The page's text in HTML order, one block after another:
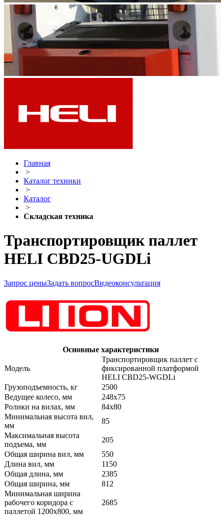
Главная
>
Каталог техники
>
Каталог
>
Складская техника
Транспортировщик паллет
HELI CBD25-UGDLi
Запрос ценыЗадать вопросВидеоконсультация
Основные характеристики
Модель
Транспортировщик паллет с
фиксированной платформой
HELI CBD25-WGDLi
Грузоподъемность, кг
2500
Ведущее колесо, мм
248х75
Ролики на вилах, мм
84х80
Минимальная высота вил,
мм
85
Максимальная высота
подъема, мм
205
Общая ширина вил, мм
550
Длина вил, мм
1150
Общая длина, мм
2385
Общая ширина, мм
812
Минимальная ширина
рабочего коридора с
паллетой 1200х800, мм
2685